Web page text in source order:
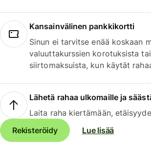
Kansainvälinen pankkikortti
Sinun ei tarvitse enää koskaan
valuuttakurssien korotuksista
siirtomaksuista, kun käytät
Lähetä rahaa ulkomaille ja
Laita raha kiertämään,
Rekisteröidy
Lue lisää